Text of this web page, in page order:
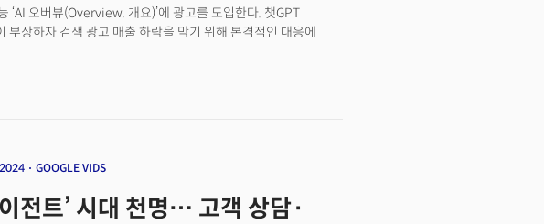
reporter Wonik Park and Saltlux Guber CEO Kyungil
만 명, 제품 유료 구독 등을 통해 연간
을 달성하고 있는 것으로 알려졌다. 그만큼 성장세가
트리 쉬벨렌코 퍼플렉시티 최고비즈니스책임자(CBO)를 만나
일 서울 코엑스에서 열린 넥스트라이즈 2024에 연사로
‘AI 오버뷰(Overview, 개요)’에 광고를 도입한다. 챗GPT
부상하자 검색 광고 매출 하락을 막기 위해 본격적인 대응에
GOOGLE VIDS
전트’ 시대 천명… 고객 상담·